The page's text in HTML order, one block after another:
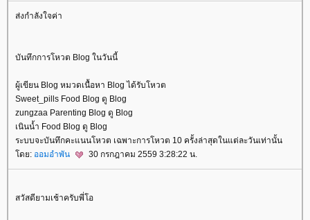
ส่งกำลังใจค่า
บันทึกการโหวต Blog ในวันนี้
ผู้เขียน Blog หมวดเนื้อหา Blog ได้รับโหวต
Sweet_pills Food Blog ดู Blog
zungzaa Parenting Blog ดู Blog
เนินน้ำ Food Blog ดู Blog
ระบบจะบันทึกคะแนนโหวต เฉพาะการโหวต 10 ครั้งล่าสุดในแต่ละวันเท่านั้น
ดย: ออมอำพัน 30 กรกฎาคม 2559 3:28:22 น.
สวัสดียามเช้าครับพี่โอ